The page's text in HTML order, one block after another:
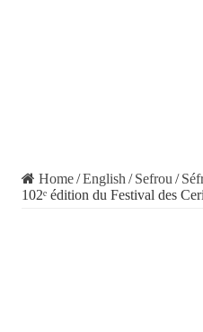
Home/English / Sefrou /
102ᵉ édition du Festival des